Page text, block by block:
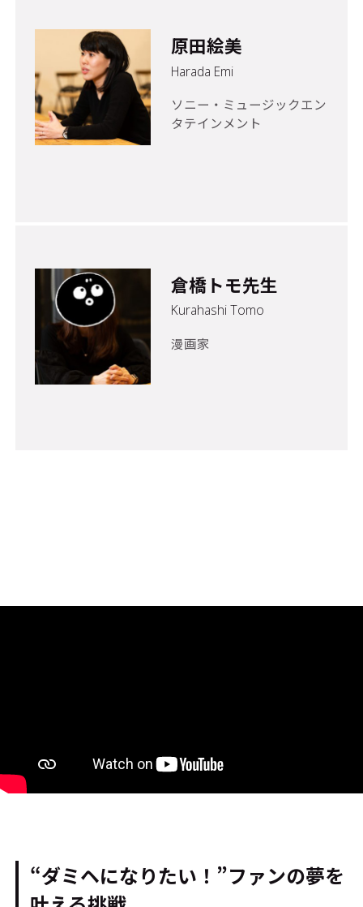
原田絵美
Harada Emi
ソニー・ミュージックエン
タテインメント
倉橋トモ先生
Kurahashi Tomo
漫画家
“ダミヘになりたい！”ファンの夢を